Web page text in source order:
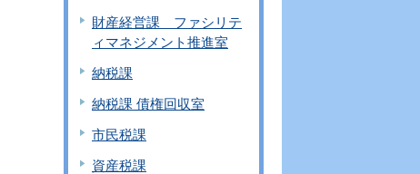
財産経営課 ファシリテ
ィマネジメント推進室
納税課
納税課 債権回収室
市民税課
資産税課